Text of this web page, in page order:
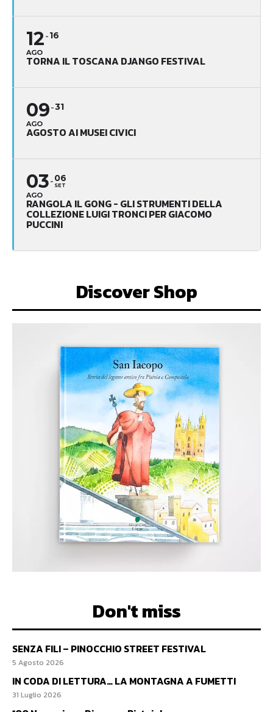
12
AGO
16
TORNA IL TOSCANA DJANGO FESTIVAL
09
AGO
31
AGOSTO AI MUSEI CIVICI
03
AGO
06
SET
RANGOLA IL GONG - GLI STRUMENTI DELLA
COLLEZIONE LUIGI TRONCI PER GIACOMO
PUCCINI
Discover Shop
Don't miss
SENZA FILI – PINOCCHIO STREET FESTIVAL
5 Agosto 2026
IN CODA DI LETTURA… LA MONTAGNA A FUMETTI
31 Luglio 2026